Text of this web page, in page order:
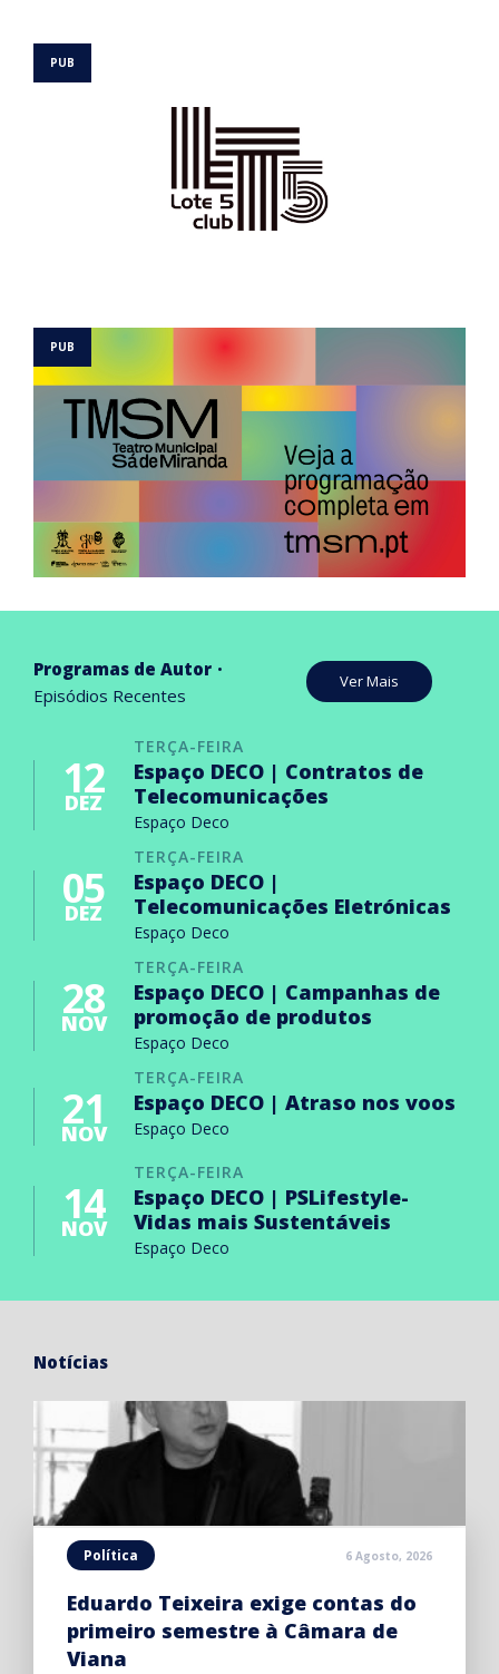
Programas de Autor
Episódios Recentes
Ver Mais
TERÇA-FEIRA
12
DEZ
Espaço DECO | Contratos de
Telecomunicações
Espaço Deco
TERÇA-FEIRA
05
DEZ
Espaço DECO |
Telecomunicações Eletrónicas
Espaço Deco
TERÇA-FEIRA
28
NOV
Espaço DECO | Campanhas de
promoção de produtos
Espaço Deco
TERÇA-FEIRA
21
NOV
Espaço DECO | Atraso nos voos
Espaço Deco
TERÇA-FEIRA
14
NOV
Espaço DECO | PSLifestyle-
Vidas mais Sustentáveis
Espaço Deco
Notícias
Política 6 Agosto, 2026
Eduardo Teixeira exige contas do
primeiro semestre à Câmara de
Viana